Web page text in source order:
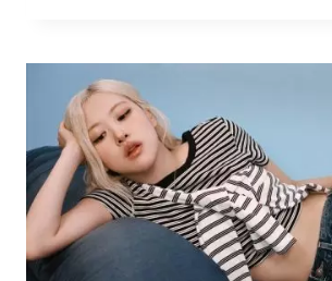
DO
VERÃO
EUROPEU
2026
QUE
DEVEM
CHEGAR
AO